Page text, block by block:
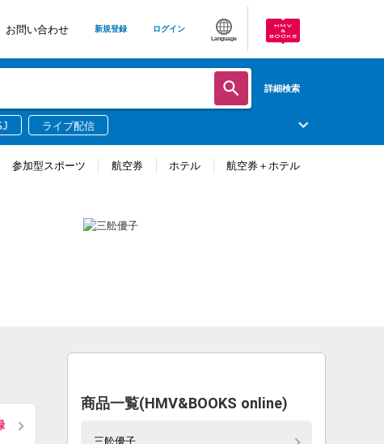
お問い合わせ 新規登録 ログイン
Language
詳細検索
ライブ配信
参加型スポーツ 航空券 ホテル 航空券＋ホテル
商品一覧(HMV&BOOKS online)
三舩優子